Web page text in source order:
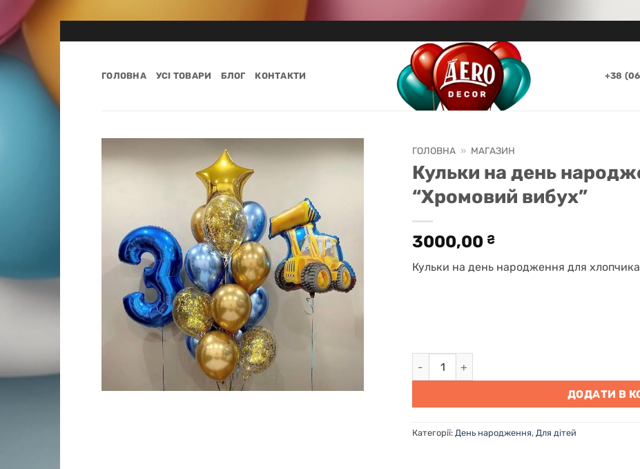
ГОЛОВНА УСІ ТОВАРИ БЛОГ КОНТАКТИ +38
ГОЛОВНА » МАГАЗИН
Кульки на день
“Хромовий вибух”
3000,00 ₴
Кульки на день народження для
Кульки на день народження для хлопчика
ДОДАТИ В
Категорії: День народження, Для дітей